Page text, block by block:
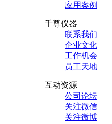
应用案例
千尊仪器
联系我们
企业文化
工作机会
员工天地
互动资源
公司论坛
关注微信
关注微博